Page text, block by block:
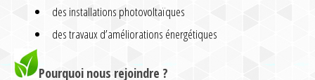
des installations photovoltaïques
des travaux d’améliorations énergétiques
Pourquoi nous rejoindre ?